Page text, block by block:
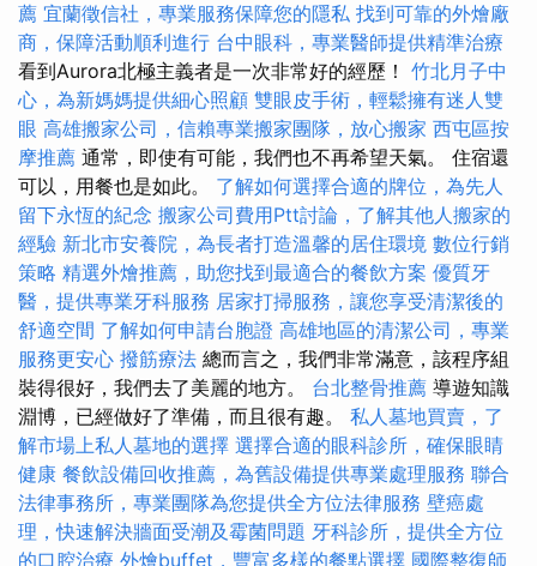
薦 宜蘭徵信社，專業服務保障您的隱私 找到可靠的外燴廠
商，保障活動順利進行 台中眼科，專業醫師提供精準治療
看到Aurora北極主義者是一次非常好的經歷！ 竹北月子中
心，為新媽媽提供細心照顧 雙眼皮手術，輕鬆擁有迷人雙
眼 高雄搬家公司，信賴專業搬家團隊，放心搬家 西屯區按
摩推薦 通常，即使有可能，我們也不再希望天氣。 住宿還
可以，用餐也是如此。 了解如何選擇合適的牌位，為先人
留下永恆的紀念 搬家公司費用Ptt討論，了解其他人搬家的
經驗 新北市安養院，為長者打造溫馨的居住環境 數位行銷
策略 精選外燴推薦，助您找到最適合的餐飲方案 優質牙
醫，提供專業牙科服務 居家打掃服務，讓您享受清潔後的
舒適空間 了解如何申請台胞證 高雄地區的清潔公司，專業
服務更安心 撥筋療法 總而言之，我們非常滿意，該程序組
裝得很好，我們去了美麗的地方。 台北整骨推薦 導遊知識
淵博，已經做好了準備，而且很有趣。 私人墓地買賣，了
解市場上私人墓地的選擇 選擇合適的眼科診所，確保眼睛
健康 餐飲設備回收推薦，為舊設備提供專業處理服務 聯合
法律事務所，專業團隊為您提供全方位法律服務 壁癌處
理，快速解決牆面受潮及霉菌問題 牙科診所，提供全方位
的口腔治療 外燴buffet，豐富多樣的餐點選擇 國際整復師